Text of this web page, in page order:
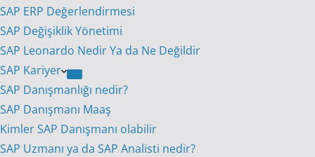
SAP ERP Değerlendirmesi
SAP Değişiklik Yönetimi
SAP Leonardo Nedir Ya da Ne Değildir
SAP Kariyer
SAP Danışmanlığı nedir?
SAP Danışmanı Maaş
Kimler SAP Danışmanı olabilir
SAP Uzmanı ya da SAP Analisti nedir?